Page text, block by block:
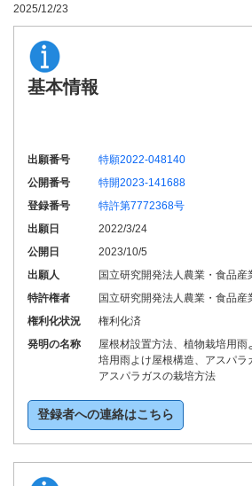
2025/12/23
基本情報
出願番号
特願2022-048140
公開番号
特開2023-141688
登録番号
特許第7772368号
出願日
2022/3/24
公開日
2023/10/5
出願人
国立研究開発法人農業・食品
特許権者
国立研究開発法人農業・食品
権利化状況
権利化済
発明の名称
屋根材設置方法、植物栽培用
培用雨よけ屋根構造、アスパ
アスパラガスの栽培方法
登録者への連絡はこちら